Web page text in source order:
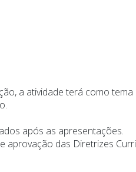
a atividade terá como tema
após as apresentações.
aprovação das Diretrizes